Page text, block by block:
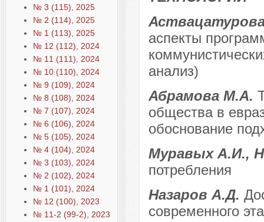
№ 3 (115), 2025
№ 2 (114), 2025
№ 1 (113), 2025
№ 12 (112), 2024
№ 11 (111), 2024
№ 10 (110), 2024
№ 9 (109), 2024
№ 8 (108), 2024
№ 7 (107), 2024
№ 6 (106), 2024
№ 5 (105), 2024
№ 4 (104), 2024
№ 3 (103), 2024
№ 2 (102), 2024
№ 1 (101), 2024
№ 12 (100), 2023
№ 11-2 (99-2), 2023
аспекты
анализ)
Абрамова М.А.
общества в
обоснование
Муравых А.И.,
потребления
Назаров А.Д.
современного